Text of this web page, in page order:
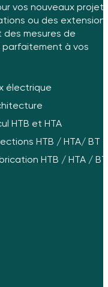
vos nouveaux
ou des
mesures de
à vos
électrique
HTB et HTA
HTB / HTA/ BT
HTB / HTA / BT